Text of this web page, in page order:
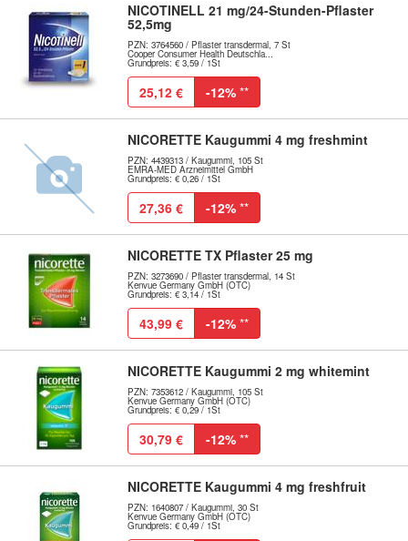
NICOTINELL 21 mg/24-Stunden-Pflaster
52,5mg
PZN: 3764560 / Pflaster transdermal, 7 St
Cooper Consumer Health Deutschla...
Grundpreis: € 3,59 / 1St
25,12 € -12% **
NICORETTE Kaugummi 4 mg freshmint
PZN: 4439313 / Kaugummi, 105 St
EMRA-MED Arzneimittel GmbH
Grundpreis: € 0,26 / 1St
27,36 € -12% **
NICORETTE TX Pflaster 25 mg
PZN: 3273690 / Pflaster transdermal, 14 St
Kenvue Germany GmbH (OTC)
Grundpreis: € 3,14 / 1St
43,99 € -12% **
NICORETTE Kaugummi 2 mg whitemint
PZN: 7353612 / Kaugummi, 105 St
Kenvue Germany GmbH (OTC)
Grundpreis: € 0,29 / 1St
30,79 € -12% **
NICORETTE Kaugummi 4 mg freshfruit
PZN: 1640807 / Kaugummi, 30 St
Kenvue Germany GmbH (OTC)
Grundpreis: € 0,49 / 1St